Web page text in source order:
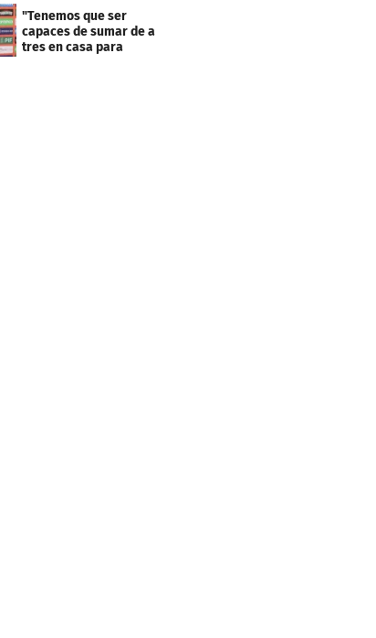
"Tenemos que ser
capaces de sumar de a
tres en casa para